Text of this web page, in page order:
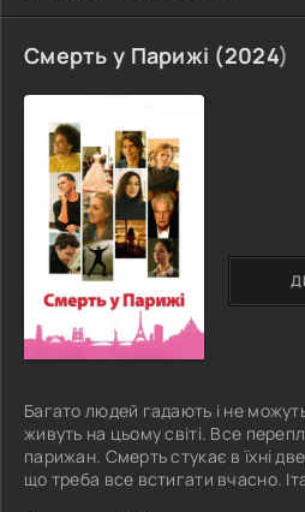
Смерть у Парижі (2024)
Багато людей гадають і не
живуть на цьому світі. Все
парижан. Смерть стукає в їхні
що треба все встигати вчасно.